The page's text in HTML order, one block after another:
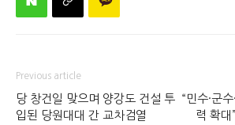
Previous article
당 창건일 맞으며 양강도 건설 투
입된 당원대대 간 교차검열
“민수·군
력 확대